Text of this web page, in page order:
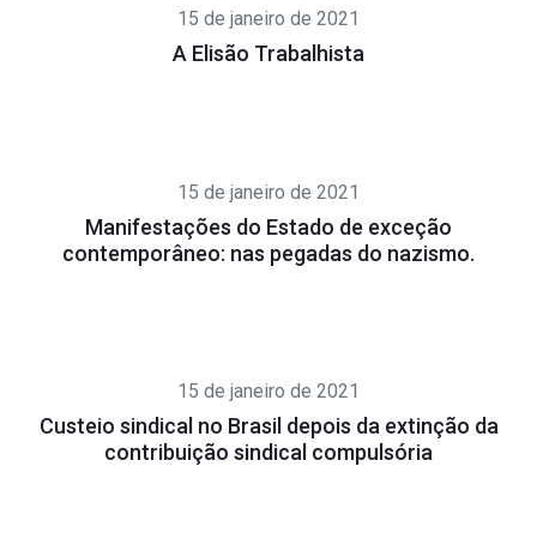
15 de janeiro de 2021
A Elisão Trabalhista
15 de janeiro de 2021
Manifestações do Estado de exceção
contemporâneo: nas pegadas do nazismo.
15 de janeiro de 2021
Custeio sindical no Brasil depois da extinção da
contribuição sindical compulsória